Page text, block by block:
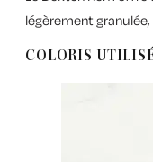
légèrement
COLORIS